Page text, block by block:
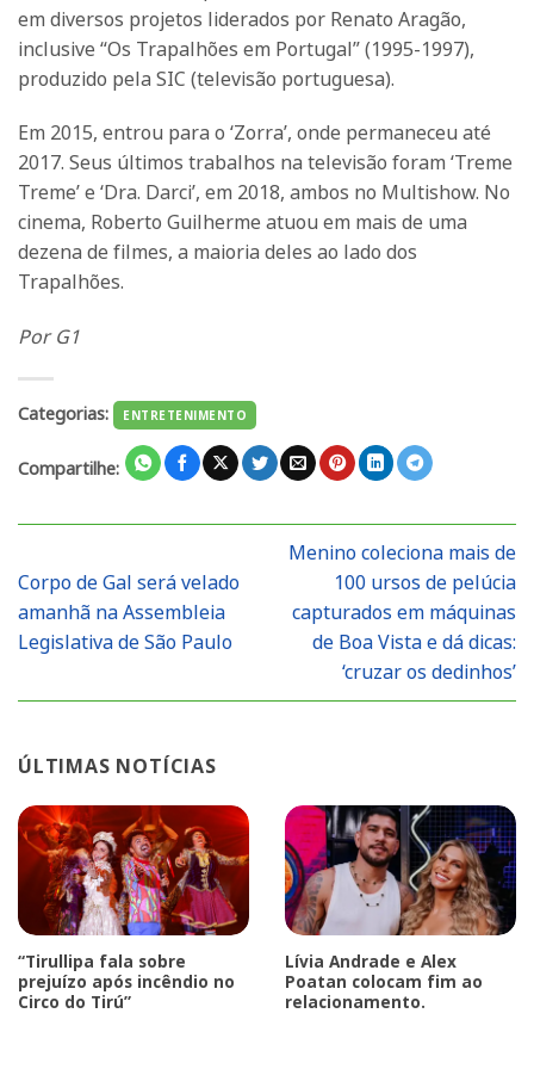
em diversos projetos liderados por Renato Aragão,
inclusive “Os Trapalhões em Portugal” (1995-1997),
produzido pela SIC (televisão portuguesa).
Em 2015, entrou para o ‘Zorra’, onde permaneceu até
2017. Seus últimos trabalhos na televisão foram ‘Treme
Treme’ e ‘Dra. Darci’, em 2018, ambos no Multishow. No
cinema, Roberto Guilherme atuou em mais de uma
dezena de filmes, a maioria deles ao lado dos
Trapalhões.
Por G1
Categorias: ENTRETENIMENTO
Compartilhe:
Corpo de Gal será velado
amanhã na Assembleia
Legislativa de São Paulo
Menino coleciona mais de
100 ursos de pelúcia
capturados em máquinas
de Boa Vista e dá dicas:
‘cruzar os dedinhos’
ÚLTIMAS NOTÍCIAS
“Tirullipa fala sobre
prejuízo após incêndio no
Circo do Tirú”
Lívia Andrade e Alex
Poatan colocam fim ao
relacionamento.